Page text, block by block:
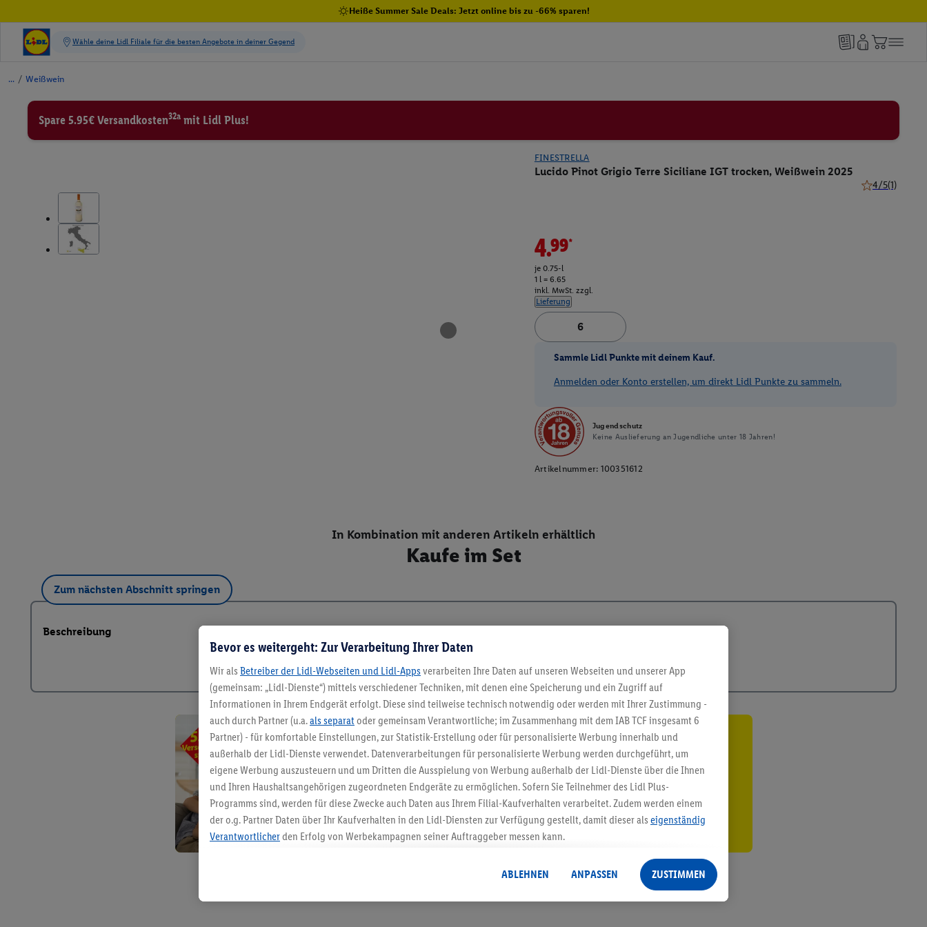
Heiße Summer Sale Deals: Jetzt online bis zu -66% sparen!
/ Weißwein
Spare 5.95€ Versandkosten32a mit Lidl Plus!
FINESTRELLA
Lucido Pinot Grigio Terre Siciliane IGT trocken, Weißwein 2025
4/5(1)
4.99*
je 0.75-l
1 l = 6.65
inkl. MwSt. zzgl.
Lieferung
Sammle Lidl Punkte mit deinem Kauf.
Anmelden oder Konto erstellen, um direkt Lidl Punkte zu sammeln.
Jugendschutz
Keine Auslieferung an Jugendliche unter 18 Jahren!
Artikelnummer: 100351612
In Kombination mit anderen Artikeln erhältlich
Kaufe im Set
Zum nächsten Abschnitt springen
Beschreibung
5.95 € Versand sparen³²ᵃ
Jetzt zum Newsletter anmelden
Gutschein sichern!
Bevor es weitergeht: Zur Verarbeitung Ihrer Daten
Wir als Betreiber der Lidl-Webseiten und Lidl-Apps verarbeiten Ihre Daten auf unseren Webseiten und unserer App
(gemeinsam: „Lidl-Dienste“) mittels verschiedener Techniken, mit denen eine Speicherung und ein Zugriff auf
Informationen in Ihrem Endgerät erfolgt. Diese sind teilweise technisch notwendig oder werden mit Ihrer Zustimmung -
auch durch Partner (u.a.als separat oder gemeinsam Verantwortliche; im Zusammenhang mit dem IAB TCF insgesamt 6
Partner) - für komfortable Einstellungen, zur Statistik-Erstellung oder für personalisierte Werbung innerhalb und
außerhalb der Lidl-Dienste verwendet. Datenverarbeitungen für personalisierte Werbung werden durchgeführt, um
eigene Werbung auszusteuern und um Dritten die Ausspielung von Werbung außerhalb der Lidl-Dienste über die Ihnen
und Ihren Haushaltsangehörigen zugeordneten Endgeräte zu ermöglichen. Sofern Sie Teilnehmer des Lidl Plus-
Programms sind, werden für diese Zwecke auch Daten aus Ihrem Filial-Kaufverhalten verarbeitet. Zudem werden einem
der o.g. Partner Daten über Ihr Kaufverhalten in den Lidl-Diensten zur Verfügung gestellt, damit dieser als eigenständig
Verantwortlicherden Erfolg von Werbekampagnen seiner Auftraggeber messen kann.
angereicherten Profilen. Dies umfasst die Zusammenführung von Daten (z.B. über Ihre Nutzung der Lidl-Dienste, Ihr
Kaufverhalten in den Lidl-Diensten, Informationen aus Ihrem Kundenkonto - z.B. Alter oder Geschlecht - sowie Ihre
genauen Standortdaten) auch über verschiedene Endgeräte und Lidl-Dienste hinweg einschließlich dem Speichern von
ABLEHNEN ANPASSEN ZUSTIMMEN